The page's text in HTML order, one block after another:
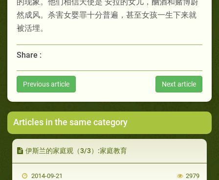
然成风。杀害女婴罪十分普遍，甚至女孩一生下来就
被活埋。
Share :
Previous article Next article
Articles in the same category
伊斯兰的家庭观（3/3）:家庭教育
2014-09-21 2979